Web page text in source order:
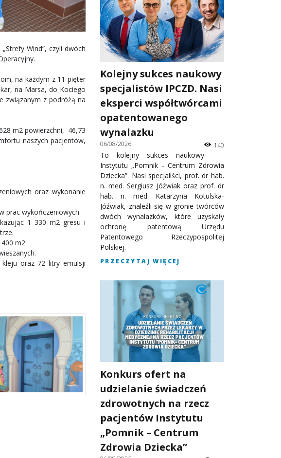
Wind”, czyli dwóch
na każdym z 11 pięter
na Marsa, do Kociego
związanym z podróżą na
m2 powierzchni, 46,73
naszych pacjentów,
oraz wykonanie
prac wykończeniowych.
1 330 m2 gresu i
m2
oraz 72 litry emulsji
Kolejny sukces naukowy
specjalistów IPCZD. Nasi
eksperci współtwórcami
opatentowanego
wynalazku
06/08/2026 140
To kolejny sukces naukowy
Instytutu „Pomnik - Centrum Zdrowia
Dziecka”. Nasi specjaliści, prof. dr hab.
n. med. Sergiusz Jóźwiak oraz prof. dr
hab. n. med. Katarzyna Kotulska-
Jóźwiak, znaleźli się w gronie twórców
dwóch wynalazków, które uzyskały
ochronę patentową Urzędu
Patentowego Rzeczypospolitej
Polskiej.
PRZECZYTAJ WIĘCEJ
Konkurs ofert na
udzielanie świadczeń
zdrowotnych na rzecz
pacjentów Instytutu
„Pomnik – Centrum
Zdrowia Dziecka”